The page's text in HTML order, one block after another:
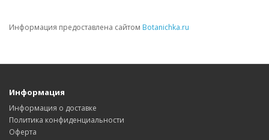
Информация предоставлена сайтом Botanichka.ru
Информация
Информация о доставке
Политика конфиденциальности
Оферта